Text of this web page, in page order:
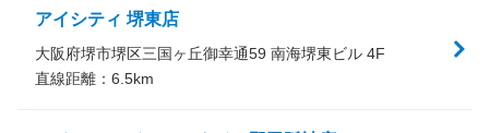
アイシティ 堺東店
大阪府堺市堺区三国ヶ丘御幸通59 南海堺東ビル 4F
直線距離： 6.5km